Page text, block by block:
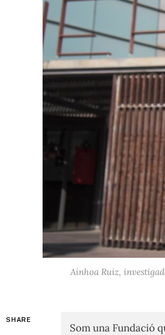
Ainhoa Ruiz,
SHARE
Som una Fundació